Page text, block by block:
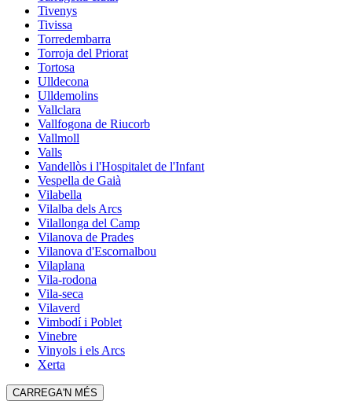
Tivenys
Tivissa
Torredembarra
Torroja del Priorat
Tortosa
Ulldecona
Ulldemolins
Vallclara
Vallfogona de Riucorb
Vallmoll
Valls
Vandellòs i l'Hospitalet de l'Infant
Vespella de Gaià
Vilabella
Vilalba dels Arcs
Vilallonga del Camp
Vilanova de Prades
Vilanova d'Escornalbou
Vilaplana
Vila-rodona
Vila-seca
Vilaverd
Vimbodí i Poblet
Vinebre
Vinyols i els Arcs
Xerta
CARREGA'N MÉS